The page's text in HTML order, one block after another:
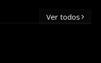
Ver todos